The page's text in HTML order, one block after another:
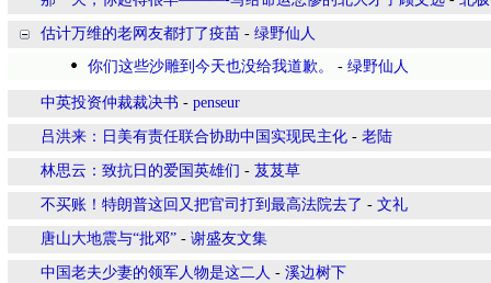
估计万维的老网友都打了疫苗 - 绿野仙人
你们这些沙雕到今天也没给我道歉。
- 绿野仙人
中英投资仲裁裁决书 - penseur
吕洪来：日美有责任联合协助中国实现民主化 - 老陆
林思云：致抗日的爱国英雄们 - 芨芨草
不买账！特朗普这回又把官司打到最高法院去了 - 文礼
唐山大地震与“批邓” - 谢盛友文集
中国老夫少妻的领军人物是这二人 - 溪边树下